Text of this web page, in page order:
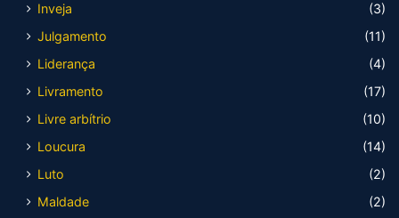
Inveja
(3)
Julgamento
(11)
Liderança
(4)
Livramento
(17)
Livre arbítrio
(10)
Loucura
(14)
Luto
(2)
Maldade
(2)